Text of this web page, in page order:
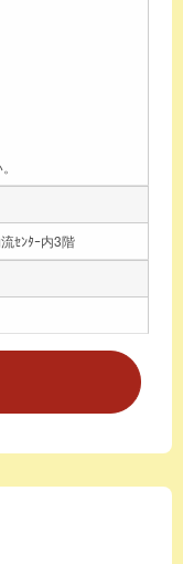
ｾﾝﾀｰ内3階